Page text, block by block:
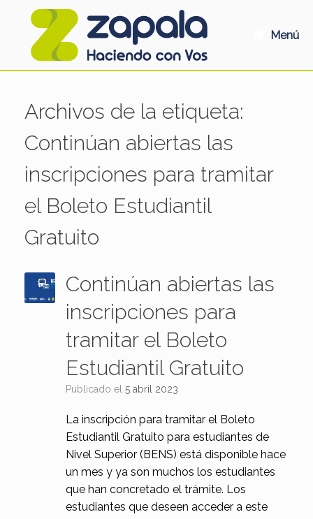
Menú
Archivos de la etiqueta:
Continúan abiertas las
inscripciones para tramitar
el Boleto Estudiantil
Gratuito
Continúan abiertas las
inscripciones para
tramitar el Boleto
Estudiantil Gratuito
Publicado el 5 abril 2023
La inscripción para tramitar el Boleto
Estudiantil Gratuito para estudiantes de
Nivel Superior (BENS) está disponible hace
un mes y ya son muchos los estudiantes
que han concretado el trámite. Los
estudiantes que deseen acceder a este